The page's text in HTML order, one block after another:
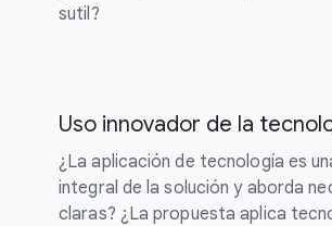
sutil?
Uso innovador de la
¿La aplicación de tecnología es
integral de la solución y aborda
claras? ¿La propuesta aplica